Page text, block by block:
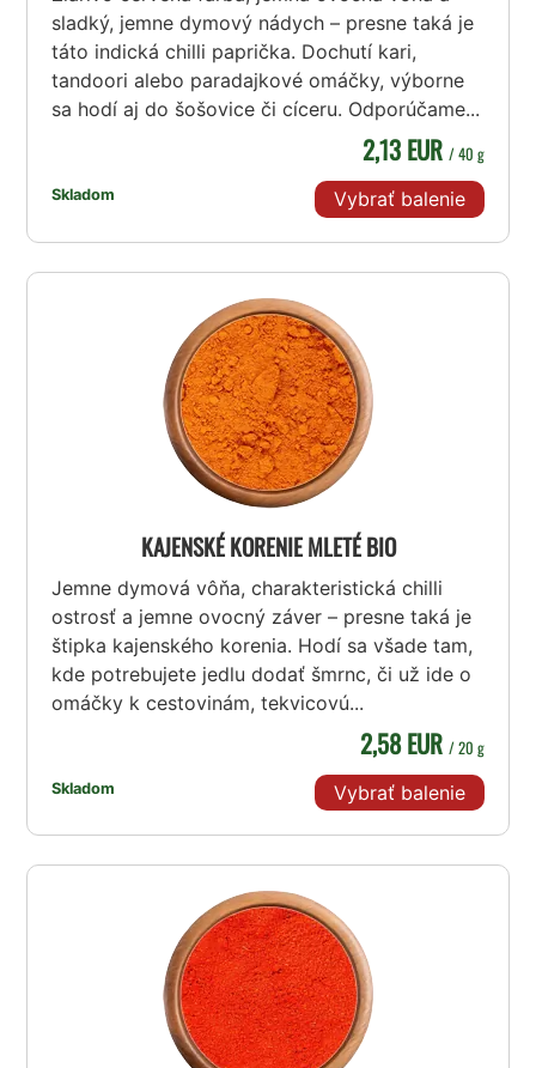
sladký, jemne dymový nádych – presne taká je
táto indická chilli paprička. Dochutí kari,
tandoori alebo paradajkové omáčky, výborne
sa hodí aj do šošovice či cíceru. Odporúčame...
Skladom
2,13 EUR / 40 g
Vybrať balenie
KAJENSKÉ KORENIE MLETÉ BIO
Jemne dymová vôňa, charakteristická chilli
ostrosť a jemne ovocný záver – presne taká je
štipka kajenského korenia. Hodí sa všade tam,
kde potrebujete jedlu dodať šmrnc, či už ide o
omáčky k cestovinám, tekvicovú...
Skladom
2,58 EUR / 20 g
Vybrať balenie